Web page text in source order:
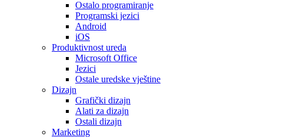
Ostalo programiranje
Programski jezici
Android
iOS
Produktivnost ureda
Microsoft Office
Jezici
Ostale uredske vještine
Dizajn
Grafički dizajn
Alati za dizajn
Ostali dizajn
Marketing